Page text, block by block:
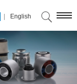
English